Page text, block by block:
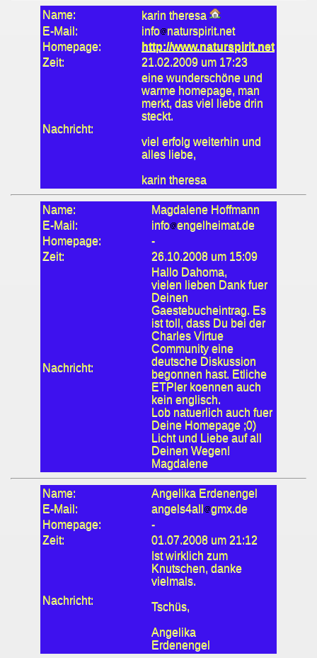
Name:
karin theresa
E-Mail:
info
naturspirit.net
Homepage:
http://www.naturspirit.net
Zeit:
21.02.2009 um 17:23
Nachricht:
eine wunderschöne und
warme homepage, man
merkt, das viel liebe drin
steckt.
viel erfolg weiterhin und
alles liebe,
karin theresa
Name:
Magdalene Hoffmann
E-Mail:
info engelheimat.de
Homepage:
-
Zeit:
26.10.2008 um 15:09
Nachricht:
Hallo Dahoma,
vielen lieben Dank fuer
Deinen
Gaestebucheintrag. Es
ist toll, dass Du bei der
Charles Virtue
Community eine
deutsche Diskussion
begonnen hast. Etliche
ETPler koennen auch
kein englisch.
Lob natuerlich auch fuer
Deine Homepage ;0)
Licht und Liebe auf all
Deinen Wegen!
Magdalene
Name:
Angelika Erdenengel
E-Mail:
angels4all
gmx.de
Homepage:
-
Zeit:
01.07.2008 um 21:12
Nachricht:
Ist wirklich zum
Knutschen, danke
vielmals.
Tschüs,
Angelika
Erdenengel